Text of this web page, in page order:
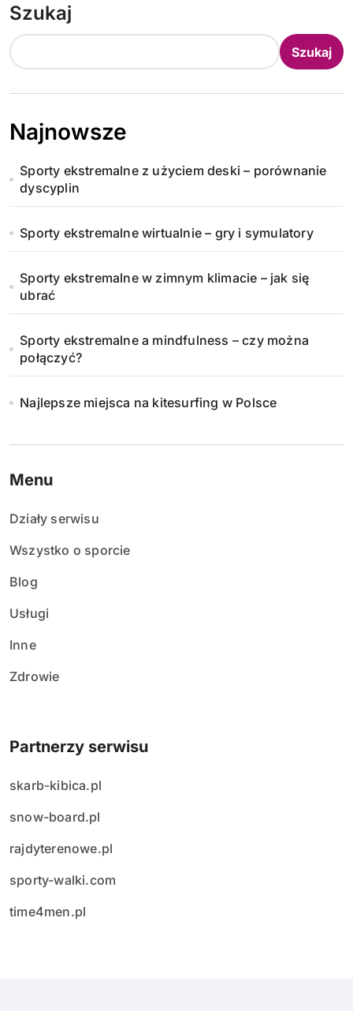
n
o
a
n
i
e
w
p
i
w
Szukaj
Szukaj
Najnowsze
Sporty ekstremalne z użyciem deski – porównanie
dyscyplin
Sporty ekstremalne wirtualnie – gry i symulatory
Sporty ekstremalne w zimnym klimacie – jak się
ubrać
Sporty ekstremalne a mindfulness – czy można
połączyć?
Najlepsze miejsca na kitesurfing w Polsce
Menu
Działy serwisu
Wszystko o sporcie
Blog
Usługi
Inne
Zdrowie
Partnerzy serwisu
skarb-kibica.pl
snow-board.pl
rajdyterenowe.pl
sporty-walki.com
time4men.pl